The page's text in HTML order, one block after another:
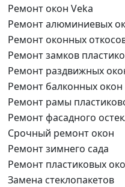
Ремонт окон Veka
Ремонт алюминиевых
Ремонт оконных
Ремонт замков
Ремонт раздвижных
Ремонт балконных окон
Ремонт рамы
Ремонт фасадного
Срочный ремонт окон
Ремонт зимнего сада
Ремонт пластиковых
Замена стеклопакетов